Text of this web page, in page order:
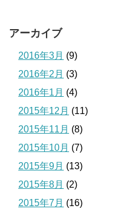
アーカイブ
2016年3月 (9)
2016年2月 (3)
2016年1月 (4)
2015年12月 (11)
2015年11月 (8)
2015年10月 (7)
2015年9月 (13)
2015年8月 (2)
2015年7月 (16)